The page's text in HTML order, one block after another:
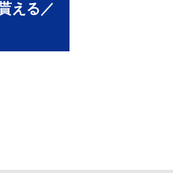
える／